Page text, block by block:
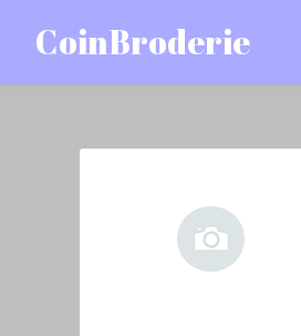
contenu
CoinBroderie